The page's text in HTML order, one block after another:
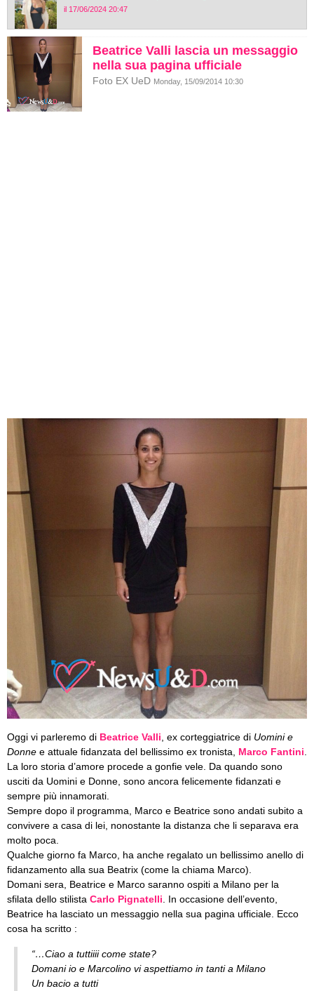
il 17/06/2024 20:47
Beatrice Valli lascia un messaggio
nella sua pagina ufficiale
Foto EX UeD Monday, 15/09/2014 10:30
Oggi vi parleremo di Beatrice Valli , ex corteggiatrice di Uomini e
Donne e attuale fidanzata del bellissimo ex tronista, Marco Fantini
La loro storia d’amore procede a gonfie vele. Da quando sono
usciti da Uomini e Donne, sono ancora felicemente fidanzati e
sempre più innamorati.
Sempre dopo il programma, Marco e Beatrice sono andati subito a
convivere a casa di lei, nonostante la distanza che li separava era
molto poca.
Qualche giorno fa Marco, ha anche regalato un bellissimo anello di
fidanzamento alla sua Beatrix (come la chiama Marco).
Domani sera, Beatrice e Marco saranno ospiti a Milano per la
sfilata dello stilista Carlo Pignatelli . In occasione dell’evento,
Beatrice ha lasciato un messaggio nella sua pagina ufficiale. Ecco
cosa ha scritto :
“…Ciao a tuttiiii come state?
Domani io e Marcolino vi aspettiamo in tanti a Milano
Un bacio a tutti